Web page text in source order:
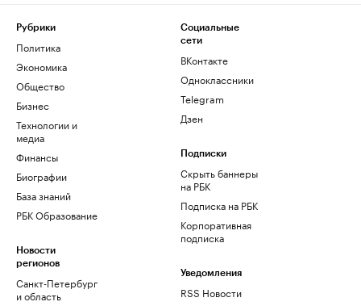
Рубрики
Политика
Экономика
Общество
Бизнес
Технологии и
медиа
Финансы
Биографии
База знаний
РБК Образование
Новости
регионов
Санкт-Петербург
и область
Социальные
сети
ВКонтакте
Одноклассники
Telegram
Дзен
Подписки
Скрыть баннеры
на РБК
Подписка на РБК
Корпоративная
подписка
Уведомления
RSS Новости